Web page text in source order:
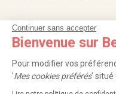
Continuer sans accepter
Bienvenue sur
Pour modifier vos
'Mes cookies préférés' situé
NOS SERVICES
À PROPOS